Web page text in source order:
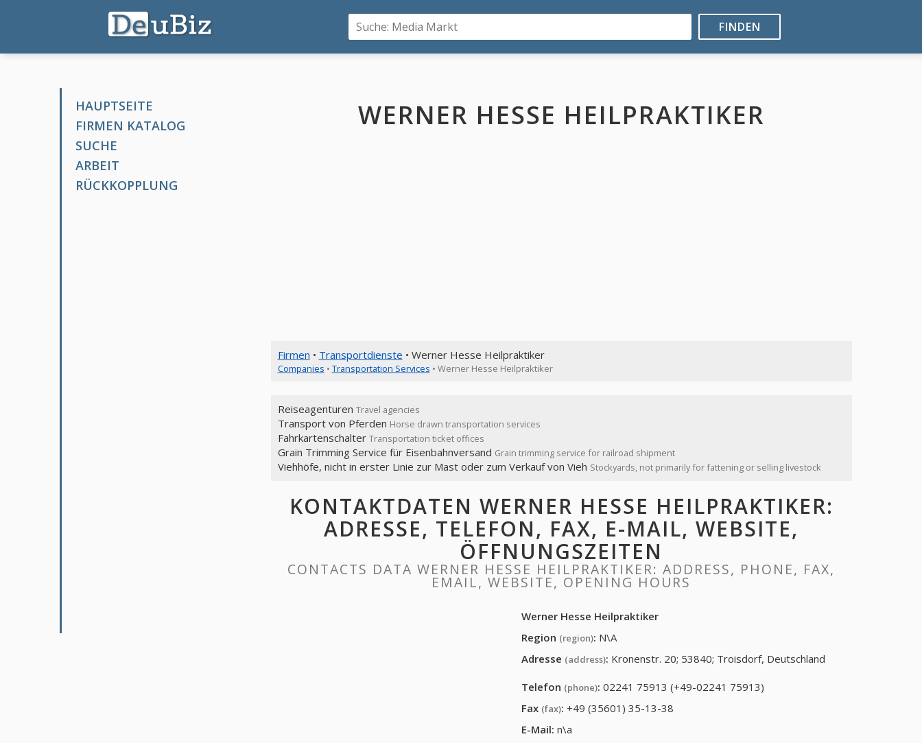
FINDEN
HAUPTSEITE
FIRMEN KATALOG
SUCHE
ARBEIT
RÜCKKOPPLUNG
WERNER HESSE HEILPRAKTIKER
Firmen • Transportdienste • Werner Hesse Heilpraktiker
Companies • Transportation Services • Werner Hesse Heilpraktiker
Reiseagenturen Travel agencies
Transport von Pferden Horse drawn transportation services
Fahrkartenschalter Transportation ticket offices
Grain Trimming Service für Eisenbahnversand Grain trimming service for railroad shipment
Viehhöfe, nicht in erster Linie zur Mast oder zum Verkauf von Vieh Stockyards, not primarily for fattening or selling livestock
KONTAKTDATEN WERNER HESSE HEILPRAKTIKER:
ADRESSE, TELEFON, FAX, E-MAIL, WEBSITE,
ÖFFNUNGSZEITEN
CONTACTS DATA WERNER HESSE HEILPRAKTIKER: ADDRESS, PHONE, FAX,
EMAIL, WEBSITE, OPENING HOURS
Werner Hesse Heilpraktiker
Region (region): N\A
Adresse (address): Kronenstr. 20; 53840; Troisdorf, Deutschland
Telefon (phone): 02241 75913 (+49-02241 75913)
Fax (fax): +49 (35601) 35-13-38
E-Mail: n\a